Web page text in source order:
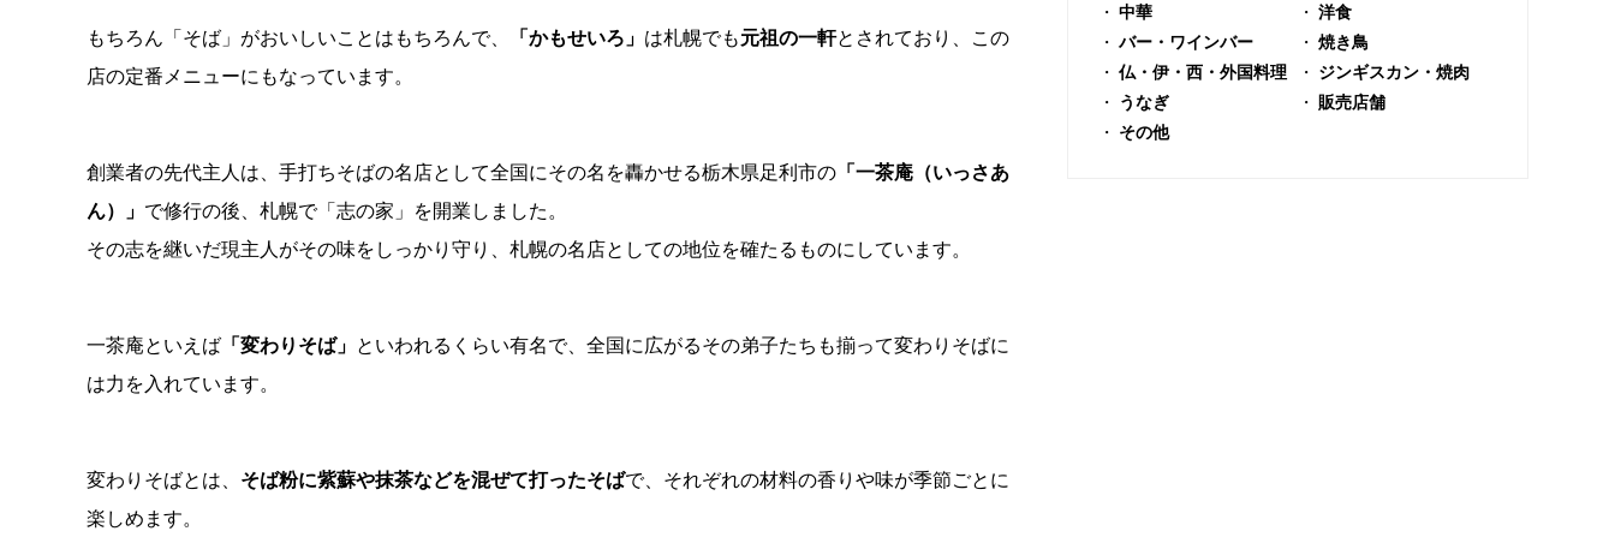
もちろん「そば」がおいしいことはもちろんで、 「かもせいろ」 は札幌でも元祖の一軒とされており、この
店の定番メニューにもなっています。
創業者の先代主人は、手打ちそばの名店として全国にその名を轟かせる栃木県足利市の 「一茶庵（いっさあ
ん）」 で修行の後、札幌で「志の家」を開業しました。
その志を継いだ現主人がその味をしっかり守り、札幌の名店としての地位を確たるものにしています。
一茶庵といえば 「変わりそば」 といわれるくらい有名で、全国に広がるその弟子たちも揃って変わりそばに
は力を入れています。
変わりそばとは、 そば粉に紫蘇や抹茶などを混ぜて打ったそばで、それぞれの材料の香りや味が季節ごとに
楽しめます。
中華
洋食
バー・ワインバー
焼き鳥
仏・伊・西・外国料理
ジンギスカン・焼肉
うなぎ
販売店舗
その他